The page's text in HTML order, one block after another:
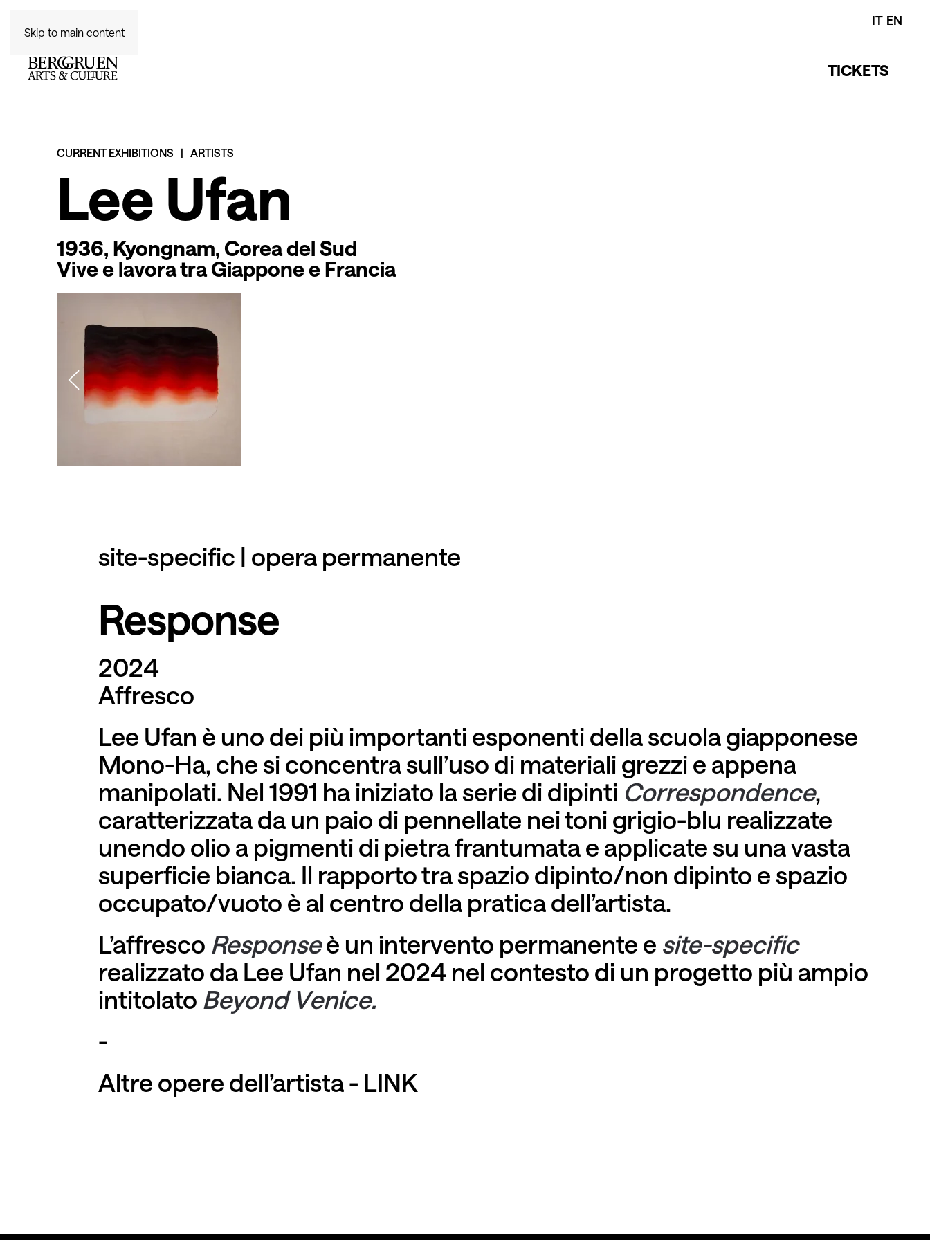
Skip to main content
TICKETS
IT EN
CURRENT EXHIBITIONS ARTISTS
Lee Ufan
1936, Kyongnam, Corea del Sud
Vive e lavora tra Giappone e Francia
site-specific | opera permanente
Response
2024
Affresco
Lee Ufan è uno dei più importanti esponenti della scuola giapponese
Mono-Ha, che si concentra sull’uso di materiali grezzi e appena
manipolati. Nel 1991 ha iniziato la serie di dipinti Correspondence,
caratterizzata da un paio di pennellate nei toni grigio-blu realizzate
unendo olio a pigmenti di pietra frantumata e applicate su una vasta
superficie bianca. Il rapporto tra spazio dipinto/non dipinto e spazio
occupato/vuoto è al centro della pratica dell’artista.
L’affresco Responseè un intervento permanente e site-specific
realizzato da Lee Ufan nel 2024 nel contesto di un progetto più ampio
intitolato Beyond Venice.
-
Altre opere dell’artista - LINK